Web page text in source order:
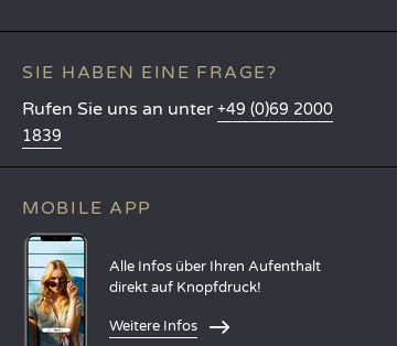
SIE HABEN EINE FRAGE?
Rufen Sie uns an unter +49 (0)69 2000
1839
MOBILE APP
Alle Infos über Ihren Aufenthalt
direkt auf Knopfdruck!
Weitere Infos